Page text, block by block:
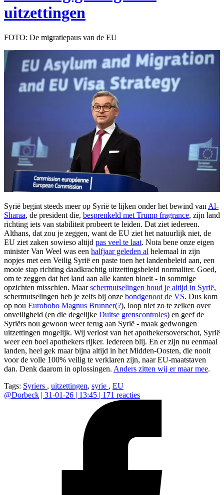
uitzettingen
FOTO: De migratiepaus van de EU
Syrië begint steeds meer op Syrië te lijken onder het bewind van Al-
Sharaa, de president die, besprenkeld met Trump fragrance, zijn land
richting iets van stabiliteit probeert te leiden. Dat ziet iedereen.
Althans, dat zou je zeggen, want de EU ziet het natuurlijk niet, de
EU ziet zaken sowieso altijd pas veel te laat. Nota bene onze eigen
minister Van Weel was een halfjaar geleden al helemaal in zijn
nopjes met een Veilig Syrië en paste toen het landenbeleid aan, een
mooie stap richting daadkrachtig uitzettingsbeleid normaliter. Goed,
om te zeggen dat het land aan alle kanten bloeit - in sommige
opzichten misschien. Maarschermutselingen houd je altijd in Syrië,
schermutselingen heb je zelfs bij onze bondgenoot de VS. Dus kom
op nou Eurobobo Magnus Brunner(?), loop niet zo te zeiken over
onveiligheid (en die degelijke Duitse grenscontroles) en geef de
Syriërs nou gewoon weer terug aan Syrië - maak gedwongen
uitzettingen mogelijk. Wij verlost van het apothekersoverschot, Syrië
weer een boel apothekers rijker. Iedereen blij. En er zijn nu eenmaal
landen, heel gek maar bijna altijd in het Midden-Oosten, die nooit
voor de volle 100% veilig te verklaren zijn, naar EU-maatstaven
dan. Denk daarom in oplossingen. Anders zitten wij er maar mee.
Tags: Syriers , uitzettingen, syrie , EU
@Dorbeck | 31-01-26 | 13:45 | 171 reacties